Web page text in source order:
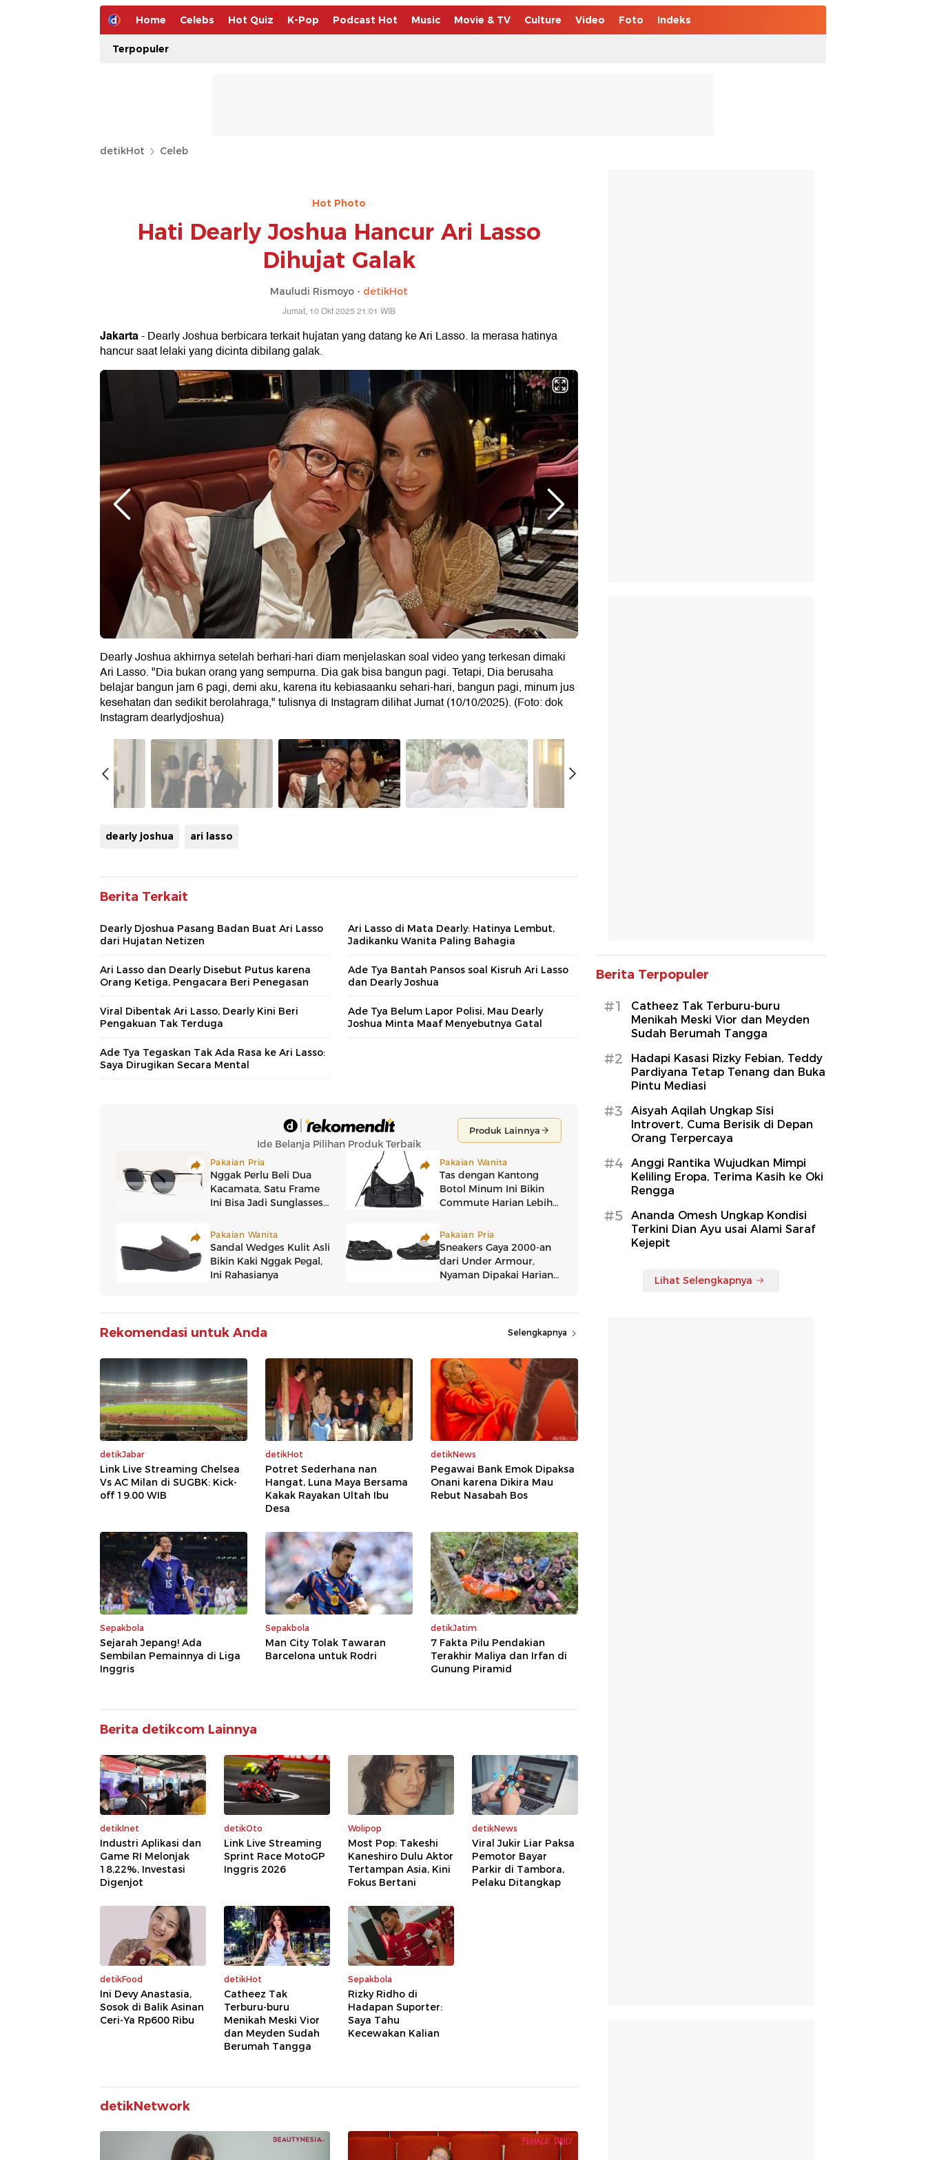
Home Celebs Hot Quiz K-Pop Podcast Hot Music Movie & TV Culture Video Foto Indeks
Terpopuler
detikHot Celeb
Hot Photo
Hati Dearly Joshua Hancur Ari Lasso
Dihujat Galak
Mauludi Rismoyo - detikHot
Jumat, 10 Okt 2025 21:01 WIB
Jakarta- Dearly Joshua berbicara terkait hujatan yang datang ke Ari Lasso. Ia merasa hatinya
hancur saat lelaki yang dicinta dibilang galak.
Dearly Joshua akhirnya setelah berhari-hari diam menjelaskan soal video yang terkesan dimaki
Ari Lasso. "Dia bukan orang yang sempurna. Dia gak bisa bangun pagi. Tetapi, Dia berusaha
belajar bangun jam 6 pagi, demi aku, karena itu kebiasaanku sehari-hari, bangun pagi, minum jus
kesehatan dan sedikit berolahraga," tulisnya di Instagram dilihat Jumat (10/10/2025). (Foto: dok
Instagram dearlydjoshua)
dearly joshua ari lasso
Berita Terkait
Dearly Djoshua Pasang Badan Buat Ari Lasso
dari Hujatan Netizen
Ari Lasso di Mata Dearly: Hatinya Lembut,
Jadikanku Wanita Paling Bahagia
Ari Lasso dan Dearly Disebut Putus karena
Orang Ketiga, Pengacara Beri Penegasan
Ade Tya Bantah Pansos soal Kisruh Ari Lasso
dan Dearly Joshua
Viral Dibentak Ari Lasso, Dearly Kini Beri
Pengakuan Tak Terduga
Ade Tya Belum Lapor Polisi, Mau Dearly
Joshua Minta Maaf Menyebutnya Gatal
Ade Tya Tegaskan Tak Ada Rasa ke Ari Lasso:
Saya Dirugikan Secara Mental
Rekomendasi untuk Anda Selengkapnya
detikJabar
Link Live Streaming Chelsea
Vs AC Milan di SUGBK: Kick-
off 19.00 WIB
detikHot
Potret Sederhana nan
Hangat, Luna Maya Bersama
Kakak Rayakan Ultah Ibu
Desa
detikNews
Pegawai Bank Emok Dipaksa
Onani karena Dikira Mau
Rebut Nasabah Bos
Sepakbola
Sejarah Jepang! Ada
Sembilan Pemainnya di Liga
Inggris
Sepakbola
Man City Tolak Tawaran
Barcelona untuk Rodri
detikJatim
7 Fakta Pilu Pendakian
Terakhir Maliya dan Irfan di
Gunung Piramid
Berita detikcom Lainnya
detikInet
Industri Aplikasi dan
Game RI Melonjak
18,22%, Investasi
Digenjot
detikOto
Link Live Streaming
Sprint Race MotoGP
Inggris 2026
Wolipop
Most Pop: Takeshi
Kaneshiro Dulu Aktor
Tertampan Asia, Kini
Fokus Bertani
detikNews
Viral Jukir Liar Paksa
Pemotor Bayar
Parkir di Tambora,
Pelaku Ditangkap
detikFood
Ini Devy Anastasia,
Sosok di Balik Asinan
Ceri-Ya Rp600 Ribu
detikHot
Catheez Tak
Terburu-buru
Menikah Meski Vior
dan Meyden Sudah
Berumah Tangga
Sepakbola
Rizky Ridho di
Hadapan Suporter:
Saya Tahu
Kecewakan Kalian
detikNetwork
Berita Terpopuler
#1
Catheez Tak Terburu-buru
Menikah Meski Vior dan Meyden
Sudah Berumah Tangga
#2
Hadapi Kasasi Rizky Febian, Teddy
Pardiyana Tetap Tenang dan Buka
Pintu Mediasi
#3
Aisyah Aqilah Ungkap Sisi
Introvert, Cuma Berisik di Depan
Orang Terpercaya
#4
Anggi Rantika Wujudkan Mimpi
Keliling Eropa, Terima Kasih ke Oki
Rengga
#5
Ananda Omesh Ungkap Kondisi
Terkini Dian Ayu usai Alami Saraf
Kejepit
Lihat Selengkapnya